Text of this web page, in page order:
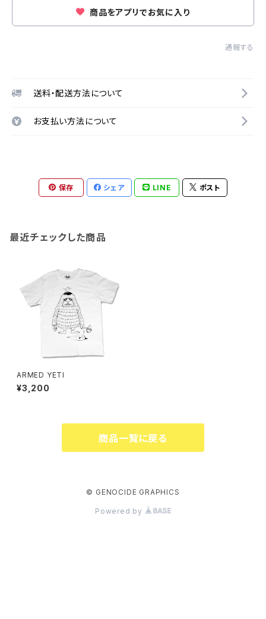
商品をアプリでお気に入り
通報する
送料・配送方法について
お支払い方法について
保存 シェア LINE ポスト
最近チェックした商品
ARMED YETI
¥3,200
商品一覧に戻る
© GENOCIDE GRAPHICS
Powered by